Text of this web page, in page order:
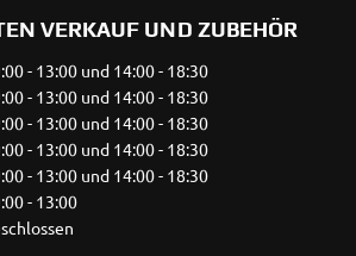
VERKAUF UND ZUBEHÖR
- 13:00 und 14:00 - 18:30
- 13:00 und 14:00 - 18:30
- 13:00 und 14:00 - 18:30
- 13:00 und 14:00 - 18:30
- 13:00 und 14:00 - 18:30
- 13:00